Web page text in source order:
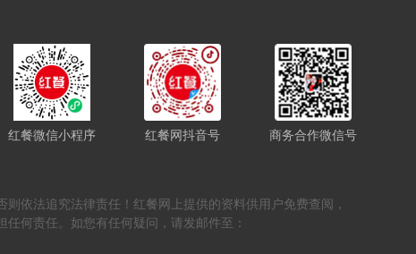
红餐微信小程序 红餐网抖音号 商务合作微信号
依法追究法律责任！红餐网上提供的资料供用户免费查阅，
何责任。如您有任何疑问，请发邮件至：